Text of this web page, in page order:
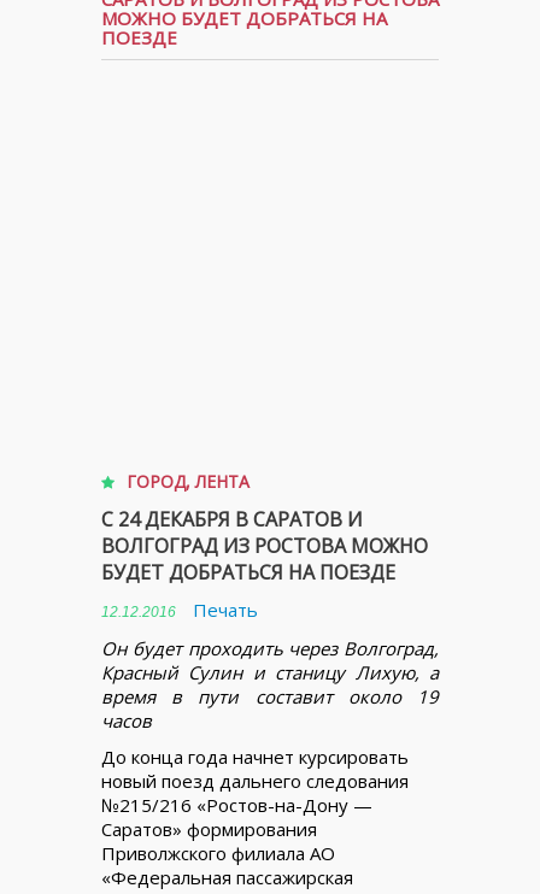
МОЖНО БУДЕТ ДОБРАТЬСЯ НА
ПОЕЗДЕ
ГОРОД,ЛЕНТА
С 24 ДЕКАБРЯ В САРАТОВ И
ВОЛГОГРАД ИЗ РОСТОВА МОЖНО
БУДЕТ ДОБРАТЬСЯ НА ПОЕЗДЕ
12.12.2016
Печать
Он будет проходить через Волгоград,
Красный Сулин и станицу Лихую, а
время в пути составит около 19
часов
До конца года начнет курсировать
новый поезд дальнего следования
№215/216 «Ростов-на-Дону —
Саратов» формирования
Приволжского филиала АО
«Федеральная пассажирская